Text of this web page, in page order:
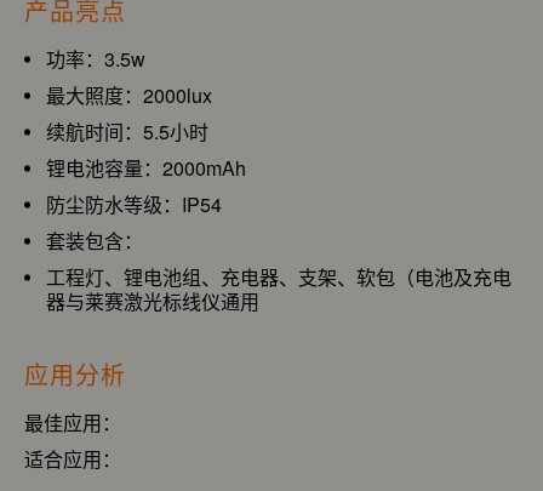
产品亮点
功率：3.5w
最大照度：2000lux
续航时间：5.5小时
锂电池容量：2000mAh
防尘防水等级：IP54
套装包含：
工程灯、锂电池组、充电器、支架、软包（电池及充电
器与莱赛激光标线仪通用
应用分析
最佳应用：
适合应用：